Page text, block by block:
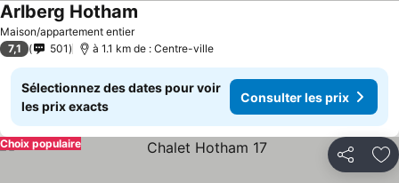
Maison/appartement entier
Arlberg Hotham
7,1 501 à 1.1 km de : Centre-ville
Sélectionnez des dates pour voir
les prix exacts
Consulter les prix
Partager
Choix populaire